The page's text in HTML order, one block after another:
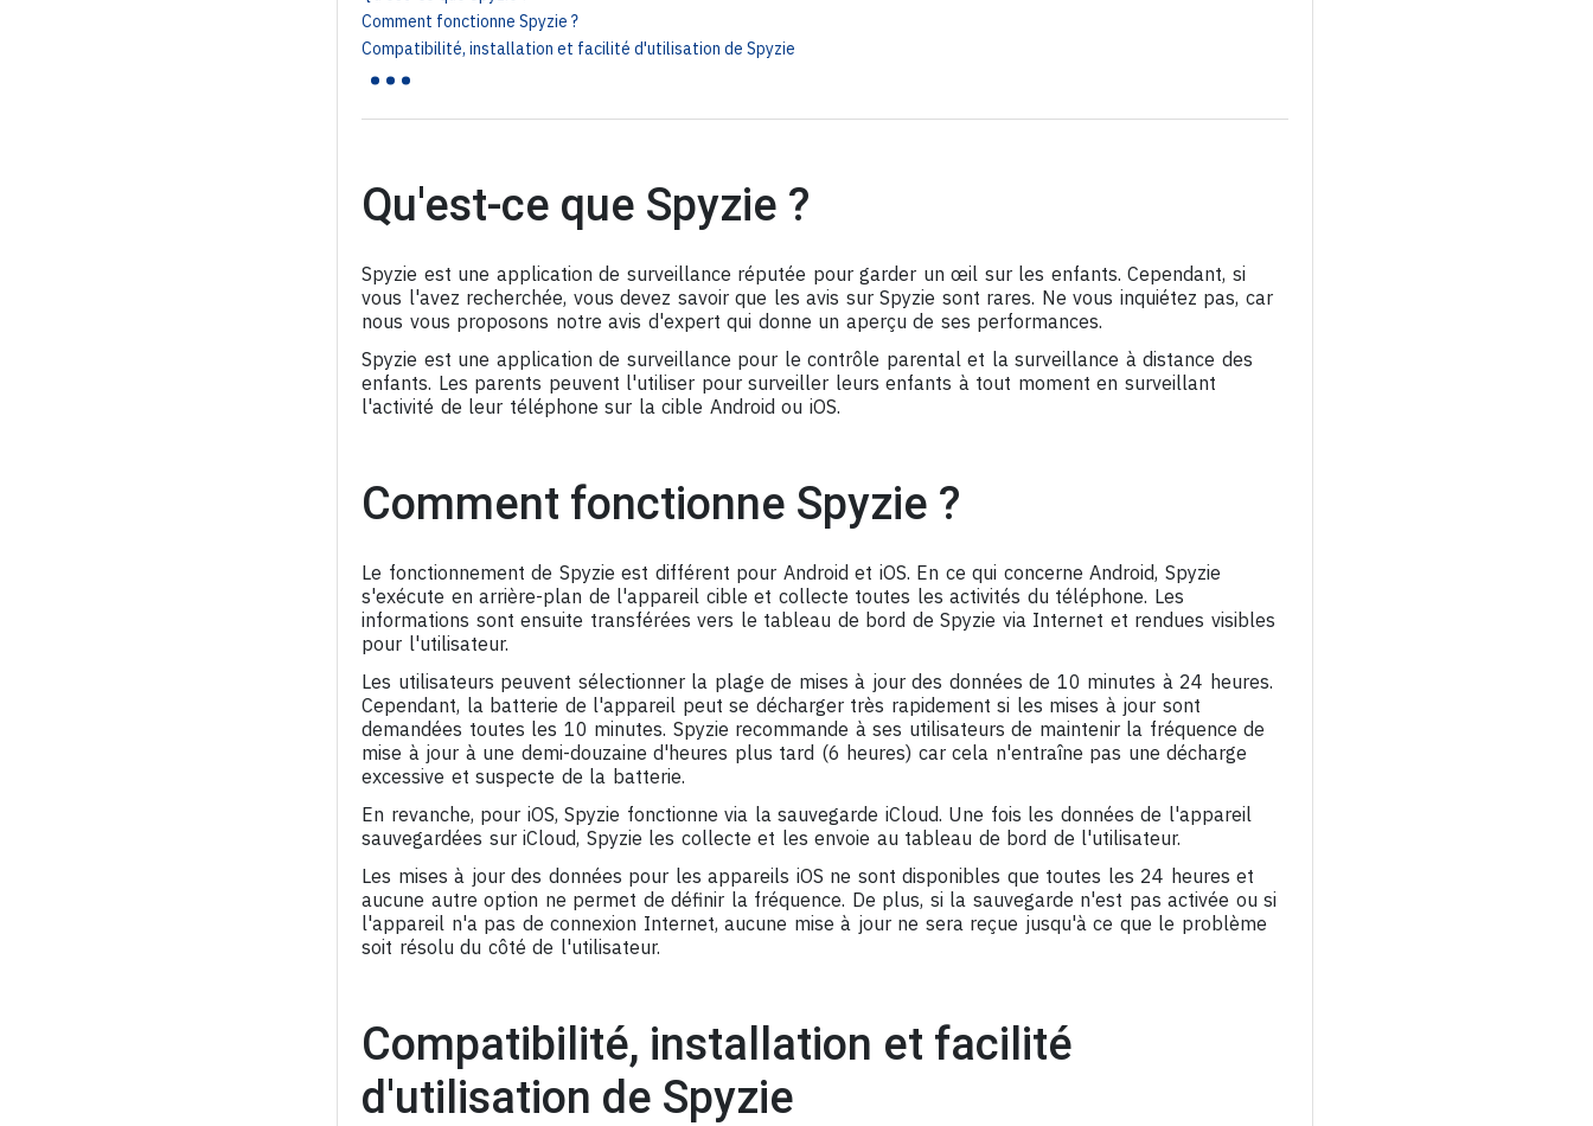
Comment fonctionne Spyzie ?
Compatibilité, installation et facilité d'utilisation de Spyzie
...
Qu'est-ce que Spyzie ?
Spyzie est une application de surveillance réputée pour garder un œil sur les enfants. Cependant, si
vous l'avez recherchée, vous devez savoir que les avis sur Spyzie sont rares. Ne vous inquiétez pas, car
nous vous proposons notre avis d'expert qui donne un aperçu de ses performances.
Spyzie est une application de surveillance pour le contrôle parental et la surveillance à distance des
enfants. Les parents peuvent l'utiliser pour surveiller leurs enfants à tout moment en surveillant
l'activité de leur téléphone sur la cible Android ou iOS.
Comment fonctionne Spyzie ?
Le fonctionnement de Spyzie est différent pour Android et iOS. En ce qui concerne Android, Spyzie
s'exécute en arrière-plan de l'appareil cible et collecte toutes les activités du téléphone. Les
informations sont ensuite transférées vers le tableau de bord de Spyzie via Internet et rendues visibles
pour l'utilisateur.
Les utilisateurs peuvent sélectionner la plage de mises à jour des données de 10 minutes à 24 heures.
Cependant, la batterie de l'appareil peut se décharger très rapidement si les mises à jour sont
demandées toutes les 10 minutes. Spyzie recommande à ses utilisateurs de maintenir la fréquence de
mise à jour à une demi-douzaine d'heures plus tard (6 heures) car cela n'entraîne pas une décharge
excessive et suspecte de la batterie.
En revanche, pour iOS, Spyzie fonctionne via la sauvegarde iCloud. Une fois les données de l'appareil
sauvegardées sur iCloud, Spyzie les collecte et les envoie au tableau de bord de l'utilisateur.
Les mises à jour des données pour les appareils iOS ne sont disponibles que toutes les 24 heures et
aucune autre option ne permet de définir la fréquence. De plus, si la sauvegarde n'est pas activée ou si
l'appareil n'a pas de connexion Internet, aucune mise à jour ne sera reçue jusqu'à ce que le problème
soit résolu du côté de l'utilisateur.
Compatibilité, installation et facilité
d'utilisation de Spyzie